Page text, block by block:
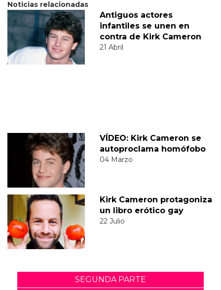
Noticias relacionadas
Antiguos actores
infantiles se unen en
contra de Kirk Cameron
21 Abril
VÍDEO: Kirk Cameron se
autoproclama homófobo
04 Marzo
Kirk Cameron protagoniza
un libro erótico gay
22 Julio
SEGUNDA PARTE